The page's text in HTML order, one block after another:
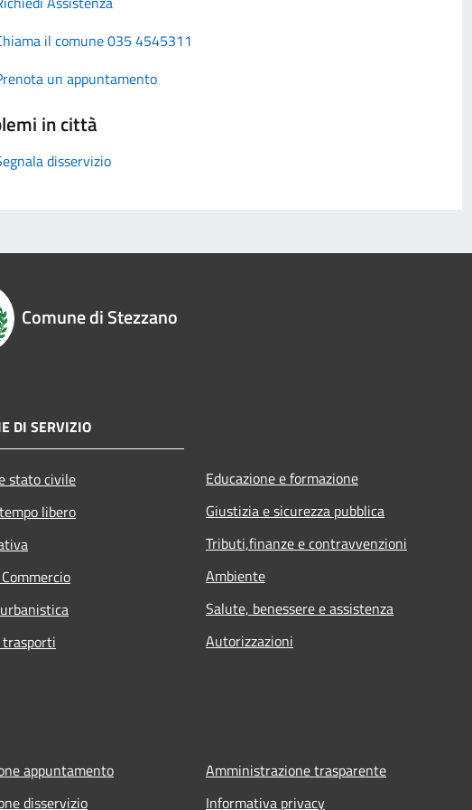
il comune 035 4545311
un appuntamento
in città
disservizio
Comune di Stezzano
DI SERVIZIO
stato civile
libero
Educazione e formazione
Giustizia e sicurezza pubblica
Tributi,finanze e contravvenzioni
Ambiente
Salute, benessere e assistenza
Autorizzazioni
appuntamento
disservizio
Amministrazione trasparente
Informativa privacy